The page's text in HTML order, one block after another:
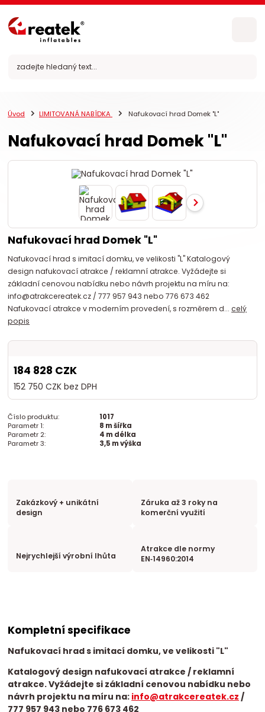
Úvod LIMITOVANÁ NABÍDKA Nafukovací hrad Domek "L"
Nafukovací hrad Domek "L"
Nafukovací hrad Domek "L"
Nafukovací hrad s imitací domku, ve velikosti "L" Katalogový
design nafukovací atrakce / reklamní atrakce. Vyžádejte si
základní cenovou nabídku nebo návrh projektu na míru na:
info@atrakcereatek.cz / 777 957 943 nebo 776 673 462
Nafukovací atrakce v moderním provedení, s rozměrem d...celý
popis
184 828 CZK
152 750 CZK bez DPH
Číslo produktu:
1017
Parametr 1:
8 m šířka
Parametr 2:
4 m délka
Parametr 3:
3,5 m výška
Zakázkový + unikátní
design
Záruka až 3 roky na
komerční využití
Nejrychlejší výrobní lhůta
Atrakce dle normy
EN‑14960:2014
Kompletní specifikace
Nafukovací hrads imitací domku, ve velikosti "L"
Katalogový design nafukovací atrakce / reklamní
atrakce. Vyžádejte si základní cenovou nabídku nebo
návrh projektu na míru na: info@atrakcereatek.cz /
777 957 943 nebo 776 673 462